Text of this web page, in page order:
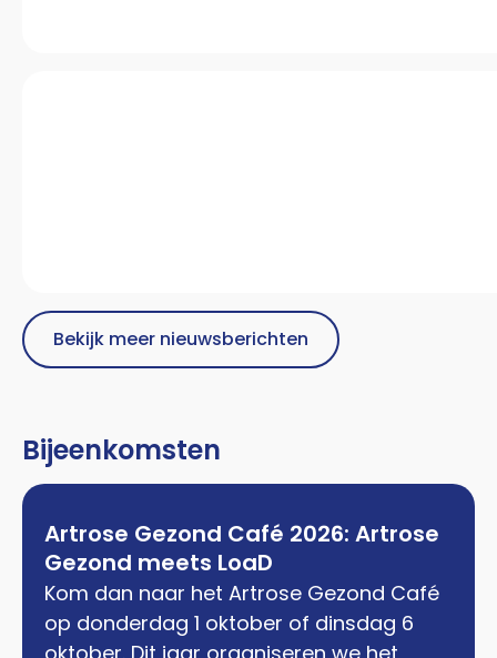
Bekijk meer nieuwsberichten
Bijeenkomsten
Artrose Gezond Café 2026: Artrose
Gezond meets LoaD
Kom dan naar het Artrose Gezond Café
op donderdag 1 oktober of dinsdag 6